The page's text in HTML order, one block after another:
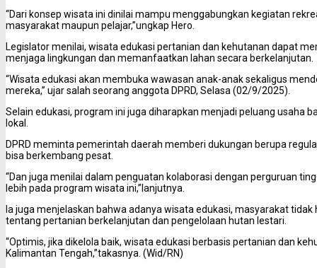
“Dari konsep wisata ini dinilai mampu menggabungkan kegiatan
masyarakat maupun pelajar,”ungkap Hero.
Legislator menilai, wisata edukasi pertanian dan kehutanan dapat
menjaga lingkungan dan memanfaatkan lahan secara berkelanjutan.
“Wisata edukasi akan membuka wawasan anak-anak sekaligus
mereka,” ujar salah seorang anggota DPRD, Selasa (02/9/2025).
Selain edukasi, program ini juga diharapkan menjadi peluang usaha
lokal.
DPRD meminta pemerintah daerah memberi dukungan berupa
bisa berkembang pesat.
“Dan juga menilai dalam penguatan kolaborasi dengan perguruan
lebih pada program wisata ini,”lanjutnya.
Ia juga menjelaskan bahwa adanya wisata edukasi, masyarakat
tentang pertanian berkelanjutan dan pengelolaan hutan lestari.
“Optimis, jika dikelola baik, wisata edukasi berbasis pertanian dan
Kalimantan Tengah,”takasnya. (Wid/RN)